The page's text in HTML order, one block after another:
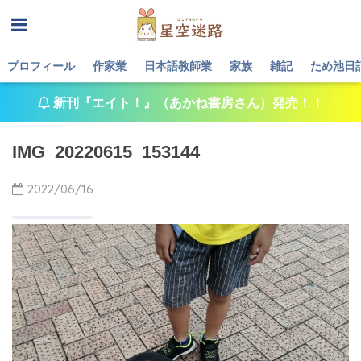
プロフィール 作家業 日本語教師業 家族 雑記 ため池日
新刊『エイト！』（あかね書房さん）発売！！
IMG_20220615_153144
2022/06/16